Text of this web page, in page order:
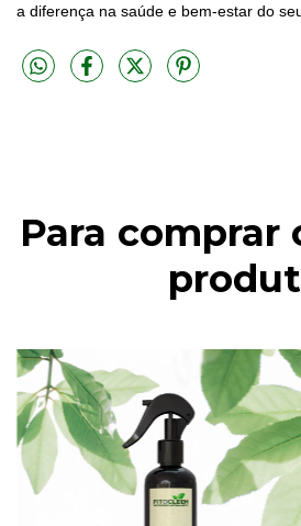
a diferença na saúde e bem-estar do
Para comprar